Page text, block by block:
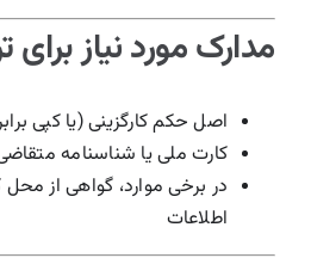
مدارک مورد نیاز
اصل حکم کارگزینی (یا کپی
کارت ملی یا شناسنامه
در برخی موارد، گواهی از
اطلاعات